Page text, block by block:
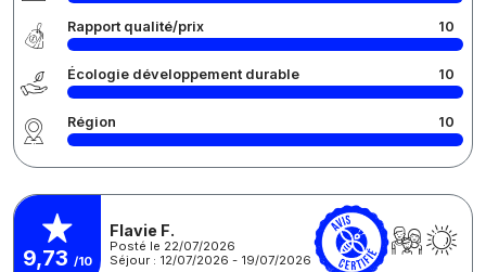
Rapport qualité/prix 10
Écologie développement durable 10
Région 10
9,73 /10
Flavie F.
Posté le 22/07/2026
Séjour : 12/07/2026 - 19/07/2026